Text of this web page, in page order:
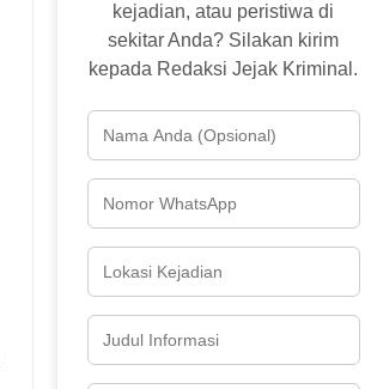
kejadian, atau peristiwa di
sekitar Anda? Silakan kirim
kepada Redaksi Jejak Kriminal.